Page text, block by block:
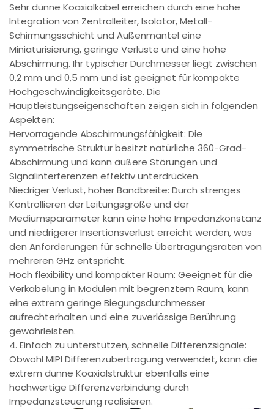
Sehr dünne Koaxialkabel erreichen durch eine hohe
Integration von Zentralleiter, Isolator, Metall-
Schirmungsschicht und Außenmantel eine
Miniaturisierung, geringe Verluste und eine hohe
Abschirmung. Ihr typischer Durchmesser liegt zwischen
0,2 mm und 0,5 mm und ist geeignet für kompakte
Hochgeschwindigkeitsgeräte. Die
Hauptleistungseigenschaften zeigen sich in folgenden
Aspekten:
Hervorragende Abschirmungsfähigkeit: Die
symmetrische Struktur besitzt natürliche 360-Grad-
Abschirmung und kann äußere Störungen und
Signalinterferenzen effektiv unterdrücken.
Niedriger Verlust, hoher Bandbreite: Durch strenges
Kontrollieren der Leitungsgröße und der
Mediumsparameter kann eine hohe Impedanzkonstanz
und niedrigerer Insertionsverlust erreicht werden, was
den Anforderungen für schnelle Übertragungsraten von
mehreren GHz entspricht.
Hoch flexibility und kompakter Raum: Geeignet für die
Verkabelung in Modulen mit begrenztem Raum, kann
eine extrem geringe Biegungsdurchmesser
aufrechterhalten und eine zuverlässige Berührung
gewährleisten.
4. Einfach zu unterstützen, schnelle Differenzsignale:
Obwohl MIPI Differenzübertragung verwendet, kann die
extrem dünne Koaxialstruktur ebenfalls eine
hochwertige Differenzverbindung durch
Impedanzsteuerung realisieren.